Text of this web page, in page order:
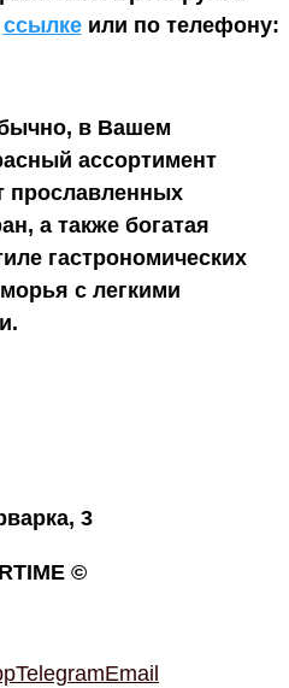
ссылкеили по телефону:
в Вашем
ассортимент
прославленных
а также богатая
гастрономических
с легкими
3
©
TelegramEmail